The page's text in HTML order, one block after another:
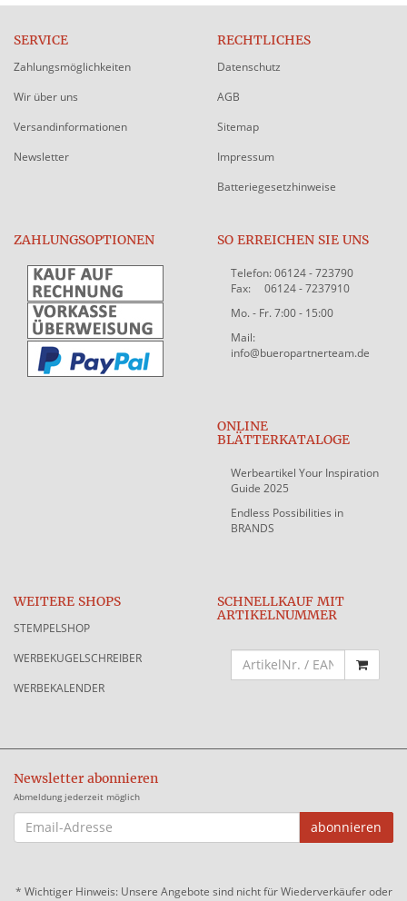
SERVICE
Zahlungsmöglichkeiten
Wir über uns
Versandinformationen
Newsletter
RECHTLICHES
Datenschutz
AGB
Sitemap
Impressum
Batteriegesetzhinweise
ZAHLUNGSOPTIONEN SO ERREICHEN SIE UNS
Telefon: 06124 - 723790
Fax: 06124 - 7237910
Mo. - Fr. 7:00 - 15:00
Mail:
info@bueropartnerteam.de
ONLINE
BLÄTTERKATALOGE
Werbeartikel Your Inspiration
Guide 2025
Endless Possibilities in
BRANDS
WEITERE SHOPS
STEMPELSHOP
WERBEKUGELSCHREIBER
WERBEKALENDER
SCHNELLKAUF MIT
ARTIKELNUMMER
Newsletter abonnieren
Abmeldung jederzeit möglich
EMAIL-
ADRESSE
abonnieren
* Wichtiger Hinweis: Unsere Angebote sind nicht für Wiederverkäufer oder